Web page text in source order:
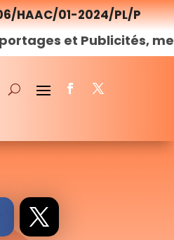
HAAC/01-2024/PL/P
Publicités, merci de